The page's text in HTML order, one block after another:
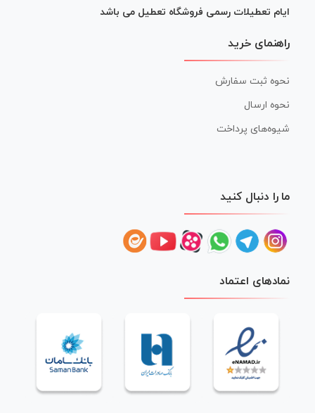
ایام تعطیلات رسمی فروشگاه تعطیل می باشد
راهنمای خرید
نحوه ثبت سفارش
نحوه ارسال
شیوه‌های پرداخت
ما را دنبال کنید
نمادهای اعتماد